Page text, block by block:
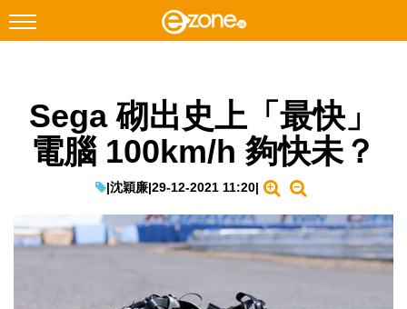
Facebook Instagram
科技焦點
Sega 砌出史上「最快」
電腦 100km/h 夠快未？
|沈穎廉|29-12-2021 11:20|